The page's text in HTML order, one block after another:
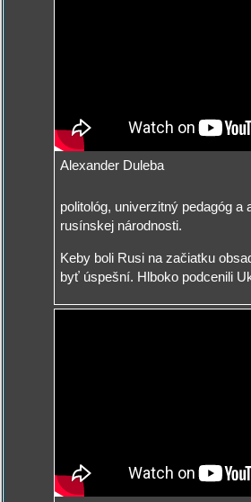
Alexander Duleba
politológ, univerzitný pedagóg a
rusínskej národnosti.
Keby boli Rusi na začiatku
byť úspešní. Hlboko podcenili